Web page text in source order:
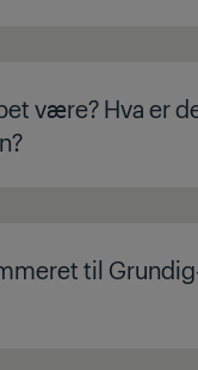
være? Hva er
til